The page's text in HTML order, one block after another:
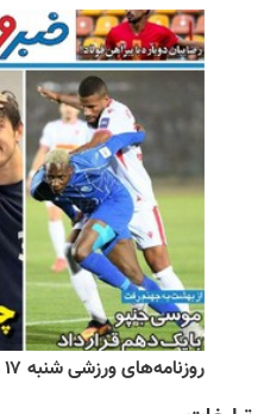
روزنامه‌های ورزشی شنبه ۱۷ مرداد ۱۴۰۵